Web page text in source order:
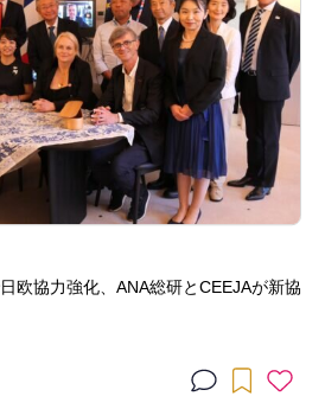
欧協力強化、ANA総研とCEEJAが新協